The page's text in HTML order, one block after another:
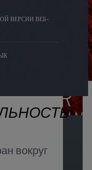
ВЕРСИИ ВЕБ-
вокруг